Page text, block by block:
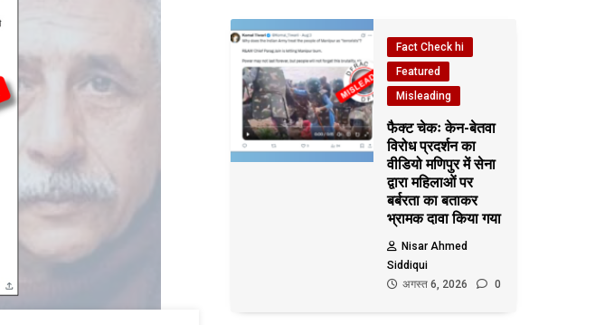
Fact Check hi
Featured
Misleading
फैक्ट चेकः केन-बेतवा
विरोध प्रदर्शन का
वीडियो मणिपुर में सेना
द्वारा महिलाओं पर
बर्बरता का बताकर
भ्रामक दावा किया गया
Nisar Ahmed
Siddiqui
अगस्त 6, 2026
0